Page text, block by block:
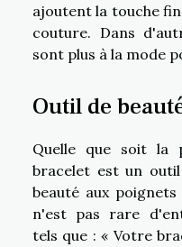
ajoutent la touche
couture. Dans
sont plus à la mode
Outil de
Quelle que soit la
bracelet est un
beauté aux
n'est pas rare
tels que : « Votre